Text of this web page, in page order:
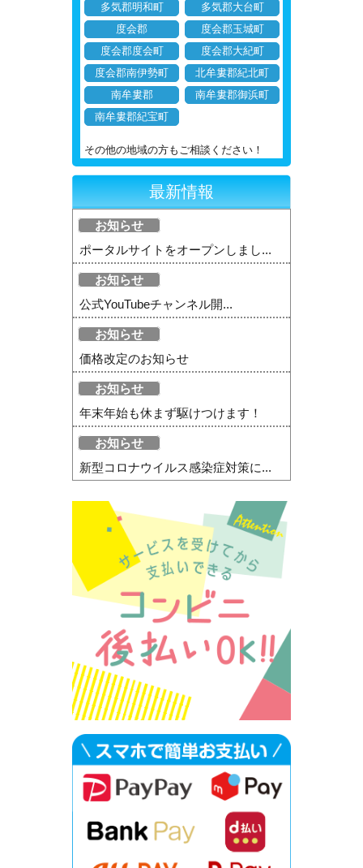
多気郡明和町
多気郡大台町
度会郡
度会郡玉城町
度会郡度会町
度会郡大紀町
度会郡南伊勢町
北牟婁郡紀北町
南牟婁郡
南牟婁郡御浜町
南牟婁郡紀宝町
その他の地域の方もご相談ください！
最新情報
お知らせ
ポータルサイトをオープンしまし...
お知らせ
公式YouTubeチャンネル開...
お知らせ
価格改定のお知らせ
お知らせ
年末年始も休まず駆けつけます！
お知らせ
新型コロナウイルス感染症対策に...